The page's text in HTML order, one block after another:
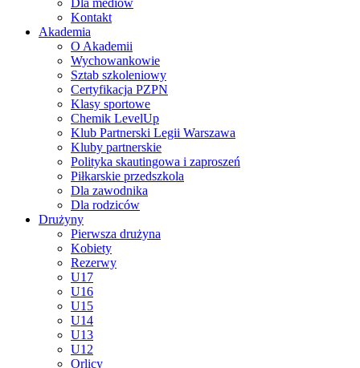
Dla mediów
Kontakt
Akademia
O Akademii
Wychowankowie
Sztab szkoleniowy
Certyfikacja PZPN
Klasy sportowe
Chemik LevelUp
Klub Partnerski Legii Warszawa
Kluby partnerskie
Polityka skautingowa i zaproszeń
Piłkarskie przedszkola
Dla zawodnika
Dla rodziców
Drużyny
Pierwsza drużyna
Kobiety
Rezerwy
U17
U16
U15
U14
U13
U12
Orlicy